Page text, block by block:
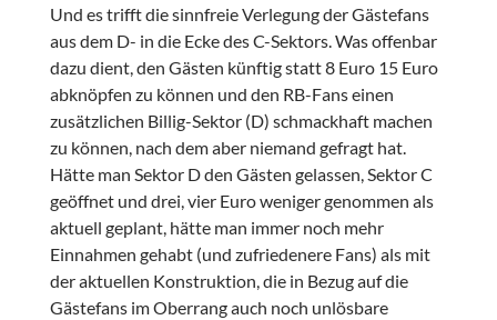
Und es trifft die sinnfreie Verlegung der Gästefans
aus dem D- in die Ecke des C-Sektors. Was offenbar
dazu dient, den Gästen künftig statt 8 Euro 15 Euro
abknöpfen zu können und den RB-Fans einen
zusätzlichen Billig-Sektor (D) schmackhaft machen
zu können, nach dem aber niemand gefragt hat.
Hätte man Sektor D den Gästen gelassen, Sektor C
geöffnet und drei, vier Euro weniger genommen als
aktuell geplant, hätte man immer noch mehr
Einnahmen gehabt (und zufriedenere Fans) als mit
der aktuellen Konstruktion, die in Bezug auf die
Gästefans im Oberrang auch noch unlösbare